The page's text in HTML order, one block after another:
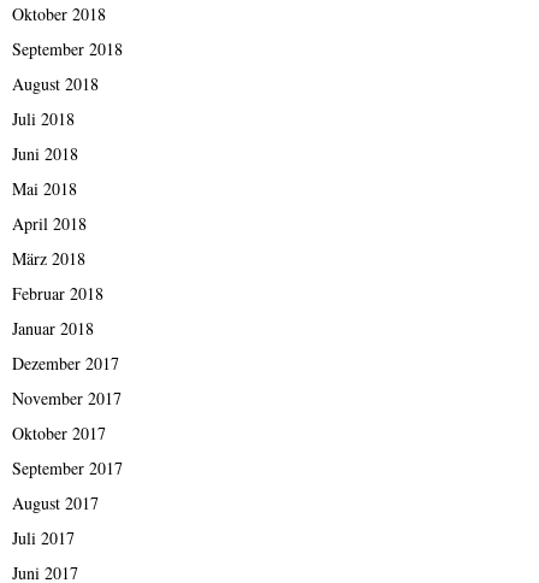
Oktober 2018
September 2018
August 2018
Juli 2018
Juni 2018
Mai 2018
April 2018
März 2018
Februar 2018
Januar 2018
Dezember 2017
November 2017
Oktober 2017
September 2017
August 2017
Juli 2017
Juni 2017